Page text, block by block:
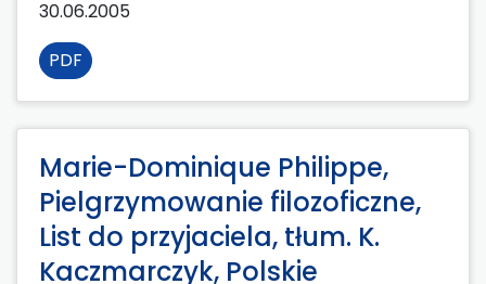
30.06.2005
PDF
Marie-Dominique Philippe,
Pielgrzymowanie filozoficzne,
List do przyjaciela, tłum. K.
Kaczmarczyk, Polskie